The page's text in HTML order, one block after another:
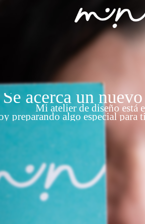
Se acerca un
Mi atelier de diseño está
preparando algo especial para